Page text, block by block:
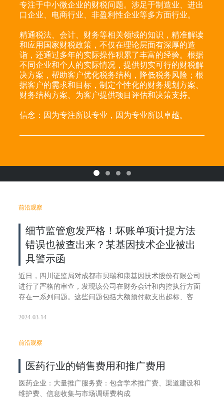
专注于中小微企业的财税问题。涉足于制造业、进出
口企业、电商行业、非盈利性企业等多方面行业。
精通税法、会计、财务等相关领域的知识，精准解读
和应用国家财税政策，不仅在理论层面有深厚的造
诣，还通过多年的实际操作积累了丰富的经验。根据
不同企业和个人的实际情况，提供切实可行的财税解
决方案，帮助客户优化税务结构，降低税务风险；根
据客户的需求和目标，制定个性化的财务规划方案、
财务结构方案、为客户提供项目评估和决策支持。
信念：因为专注所以专业，因为专业所以卓越。
前沿观察
细节监管愈发严格！坏账单项计提方法
错误也被查出来？某基因技术企业被出
具警示函
近日，四川证监局对成都市贝瑞和康基因技术股份有限公司
进行了严格的审查，发现该公司在财务会计和内控执行方面
存在一系列问题。这些问题包括大额预付款支出超标、客户
算方法错误导致的财务信息披露错误等。
的内容和问题点的分析来看，小编预测：之后，监管部门除
大，同时，除却对于企业的监管力度加大之外，对于企业的
高管，会计师事务所，律师事务所以及证券公司，基金管理
公司以及咨询公司等都可能会纳入细节监管的范围，可能会
更关注其细节问题的处理，合规经营等。但这只是小编这段
2024-03-14
前沿观察
医药行业的销售费用和推广费用
医药企业：大量推广服务费：包含学术推广费、渠道建设和
维护费、信息收集与市场调研费构成